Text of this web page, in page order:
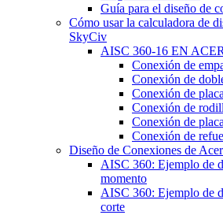
Guía para el diseño de
Cómo usar la calculadora de
SkyCiv
AISC 360-16 EN
Conexión de
Conexión de
Conexión de
Conexión de
Conexión de
Conexión de
Diseño de Conexiones de
AISC 360: Ejemplo de
momento
AISC 360: Ejemplo de
corte